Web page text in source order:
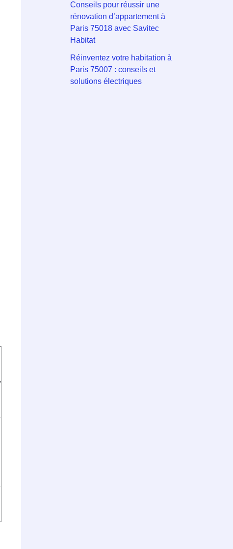
Conseils pour réussir une
rénovation d’appartement à
Paris 75018 avec Savitec
Habitat
Réinventez votre habitation à
Paris 75007 : conseils et
solutions électriques